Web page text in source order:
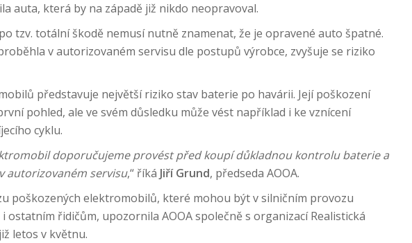
auta, která by na západě již nikdo neopravoval.
tzv. totální škodě nemusí nutně znamenat, že je opravené auto špatné.
v autorizovaném servisu dle postupů výrobce, zvyšuje se riziko
představuje největší riziko stav baterie po havárii. Její poškození
pohled, ale ve svém důsledku může vést například i ke vznícení
cyklu.
doporučujeme provést před koupí důkladnou kontrolu baterie a
autorizovaném servisu,“ říká Jiří Grund, předseda AOOA.
poškozených elektromobilů, které mohou být v silničním provozu
ostatním řidičům, upozornila AOOA společně s organizací Realistická
letos v květnu.